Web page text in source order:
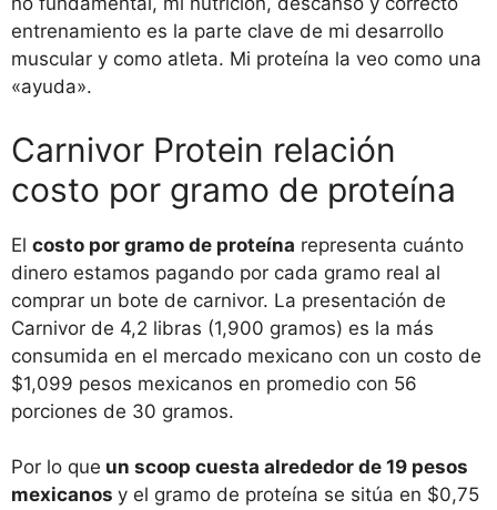
entrenamiento es la parte clave de mi desarrollo
muscular y como atleta. Mi proteína la veo como una
«ayuda».
Carnivor Protein relación
costo por gramo de proteína
El costo por gramo de proteína representa cuánto
dinero estamos pagando por cada gramo real al
comprar un bote de carnivor. La presentación de
Carnivor de 4,2 libras (1,900 gramos) es la más
consumida en el mercado mexicano con un costo de
$1,099 pesos mexicanos en promedio con 56
porciones de 30 gramos.
Por lo que un scoop cuesta alrededor de 19 pesos
mexicanos y el gramo de proteína se sitúa en $0,75